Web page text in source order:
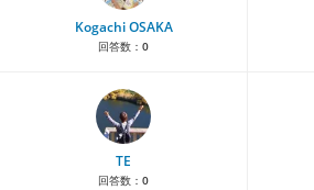
Kogachi OSAKA
回答数： 0
TE
回答数： 0